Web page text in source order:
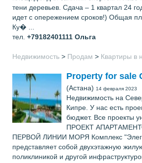
тени деревьев. Сдача – 1 квартал 24
идет с опережением сроков!) Общая
Ку� ...
тел. +79182401111 Ольга
Недвижимость > Продам > Квартиры в
Property for sale
(Астана) 14 февраля 2023
Недвижимость на
Кипре. У нас есть
бюджет. Все проекты
ПРОЕКТ
ПЕРВОЙ ЛИНИИ МОРЯ Комплекс
представляет собой двухэтажную
поликлиникой и другой